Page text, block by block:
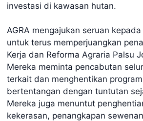
investasi di kawasan hutan.
AGRA mengajukan seruan
untuk terus memperjuangkan
Kerja dan Reforma Agraria Palsu
Mereka meminta pencabutan
terkait dan menghentikan
bertentangan dengan tuntutan
Mereka juga menuntut
kekerasan, penangkapan